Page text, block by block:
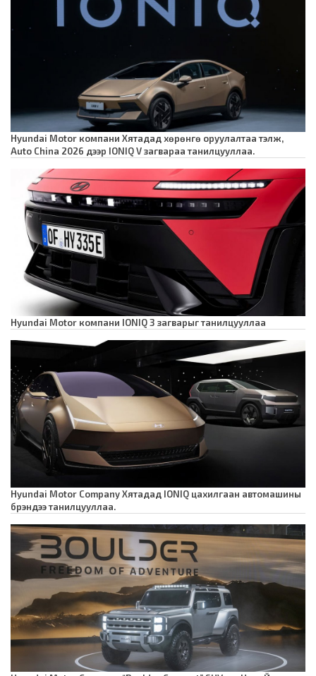
Hyundai Motor компани Хятадад хөрөнгө оруулалтаа тэлж,
Auto China 2026 дээр IONIQ V загвараа танилцууллаа.
Hyundai Motor компани IONIQ 3 загварыг танилцууллаа
Hyundai Motor Company Хятадад IONIQ цахилгаан автомашины
брэндээ танилцууллаа.